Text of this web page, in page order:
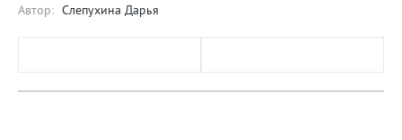
Автор: Слепухина Дарья